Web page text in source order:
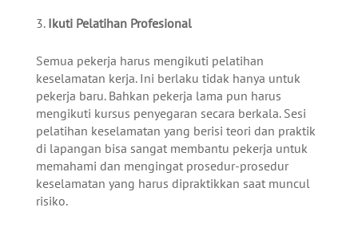
Ikuti Pelatihan Profesional
Semua pekerja harus mengikuti pelatihan
keselamatan kerja. Ini berlaku tidak hanya untuk
pekerja baru. Bahkan pekerja lama pun harus
mengikuti kursus penyegaran secara berkala. Sesi
pelatihan keselamatan yang berisi teori dan praktik
di lapangan bisa sangat membantu pekerja untuk
memahami dan mengingat prosedur-prosedur
keselamatan yang harus dipraktikkan saat muncul
risiko.